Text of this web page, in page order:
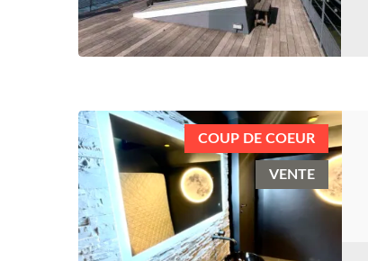
COUP DE COEUR
VENTE